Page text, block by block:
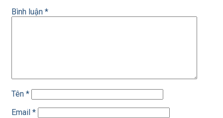
Bình luận *
Tên *
Email *